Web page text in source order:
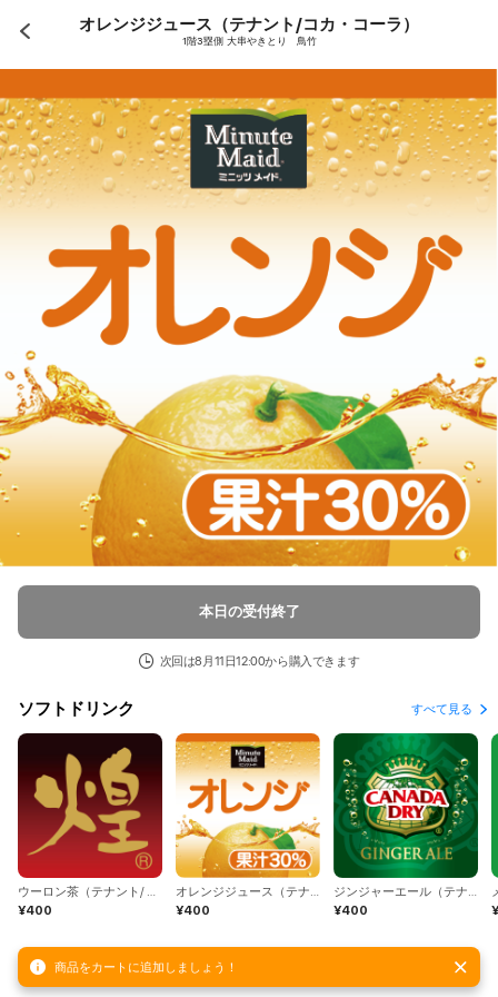
オレンジジュース（テナント/コカ・コーラ）
1階3塁側 大串やきとり 鳥竹
本日の受付終了
次回は8月11日12:00から購入できます
ソフトドリンク すべて見る
ウーロン茶（テナント/ コカ・コーラ）
¥400
オレンジジュース（テナント/コカ・コーラ）
¥400
ジンジャーエール（テナント/コカ・コーラ）
¥400
商品をカートに追加しましょう！